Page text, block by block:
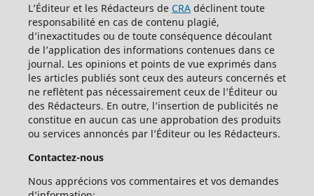
L’Éditeur et les Rédacteurs de CRAdéclinent toute
responsabilité en cas de contenu plagié,
d’inexactitudes ou de toute conséquence découlant
de l’application des informations contenues dans ce
journal. Les opinions et points de vue exprimés dans
les articles publiés sont ceux des auteurs concernés et
ne reflètent pas nécessairement ceux de l’Éditeur ou
des Rédacteurs. En outre, l’insertion de publicités ne
constitue en aucun cas une approbation des produits
ou services annoncés par l’Éditeur ou les Rédacteurs.
Contactez-nous
Nous apprécions vos commentaires et vos demandes